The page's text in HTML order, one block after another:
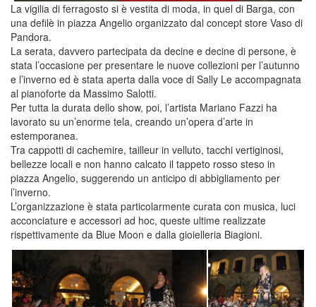
La vigilia di ferragosto si è vestita di moda, in quel di Barga, con
una defilè in piazza Angelio organizzato dal concept store Vaso di
Pandora.
La serata, davvero partecipata da decine e decine di persone, è
stata l’occasione per presentare le nuove collezioni per l’autunno
e l’inverno ed è stata aperta dalla voce di Sally Le accompagnata
al pianoforte da Massimo Salotti.
Per tutta la durata dello show, poi, l’artista Mariano Fazzi ha
lavorato su un’enorme tela, creando un’opera d’arte in
estemporanea.
Tra cappotti di cachemire, tailleur in velluto, tacchi vertiginosi,
bellezze locali e non hanno calcato il tappeto rosso steso in
piazza Angelio, suggerendo un anticipo di abbigliamento per
l’inverno.
L’organizzazione è stata particolarmente curata con musica, luci
acconciature e accessori ad hoc, queste ultime realizzate
rispettivamente da Blue Moon e dalla gioielleria Biagioni.